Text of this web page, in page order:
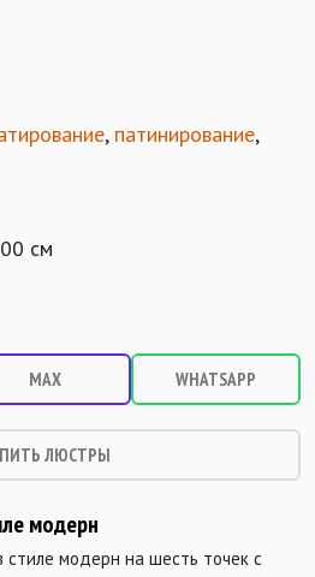
, патинирование,
см
MAX WHATSAPP
ЛЮСТРЫ
модерн
стиле модерн на шесть точек с